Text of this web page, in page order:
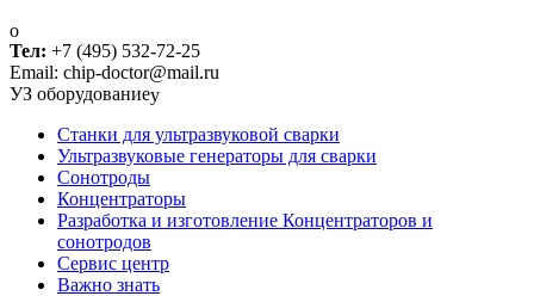
Тел: +7 (495) 532-72-25
Email: chip-doctor@mail.ru
УЗ оборудование
Cтанки для ультразвуковой сварки
Ультразвуковые генераторы для сварки
Сонотроды
Концентраторы
Разработка и изготовление Концентраторов и
сонотродов
Сервис центр
Важно знать